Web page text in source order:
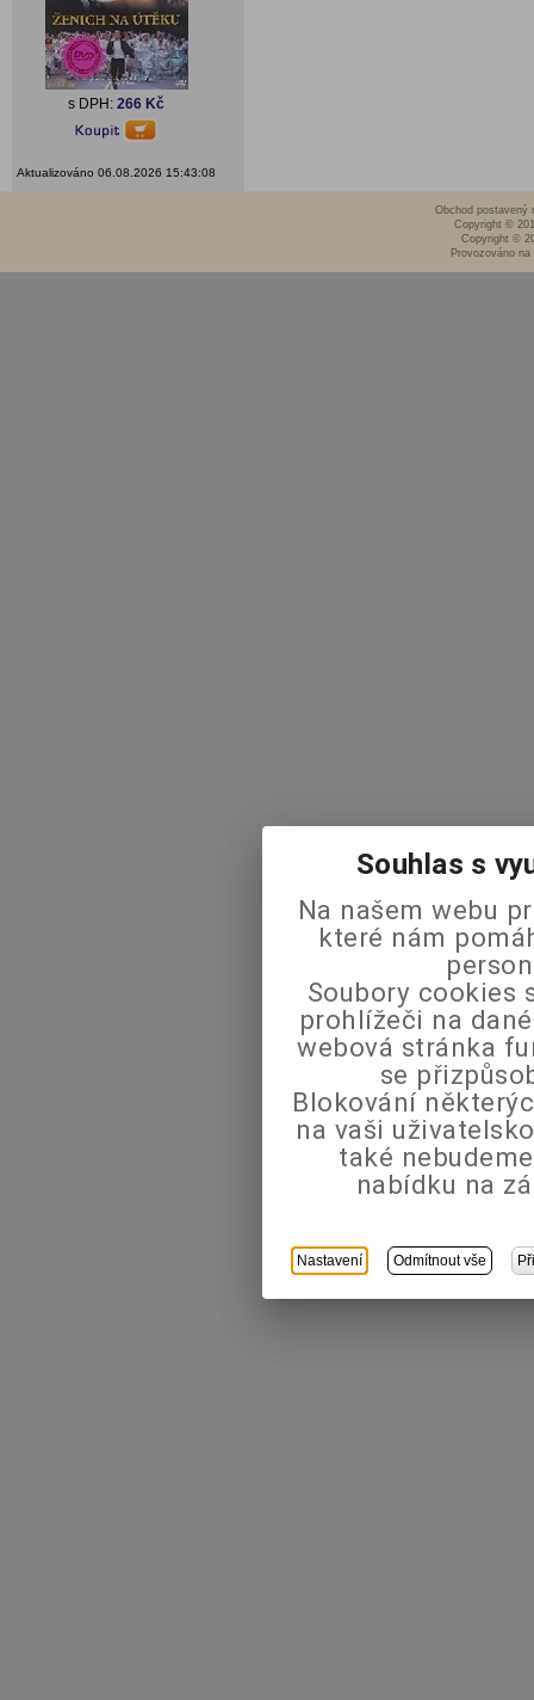
s DPH: 266 Kč
Aktualizováno 06.08.2026 15:43:08
Obchod postavený
Copyright ©
Copyright ©
Provozováno
Souhlas s
Na našem webu
které nám
Soubory cookies
prohlížeči na
webová stránka
se
Blokování
na vaši
také
nabídku na
Nastavení Odmítnout vše